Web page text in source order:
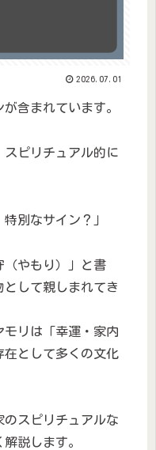
2026.07.01
含まれています。
スピリチュアル的に
別なサイン？」
（やもり）」と書
して親しまれてき
モリは「幸運・家内
在として多くの文化
のスピリチュアルな
説します。